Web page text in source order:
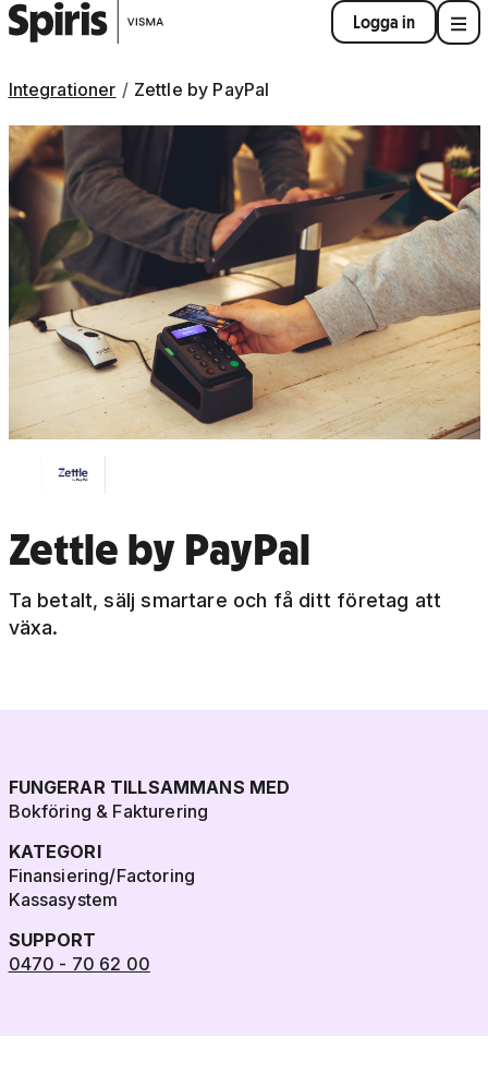
Logga in
Integrationer Zettle by PayPal
Zettle by PayPal
Ta betalt, sälj smartare och få ditt företag att
växa.
FUNGERAR TILLSAMMANS MED
Bokföring & Fakturering
KATEGORI
Finansiering/Factoring
Kassasystem
SUPPORT
0470 - 70 62 00